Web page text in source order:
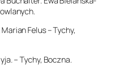
Marian Felus – Tychy,
– Tychy, Boczna.